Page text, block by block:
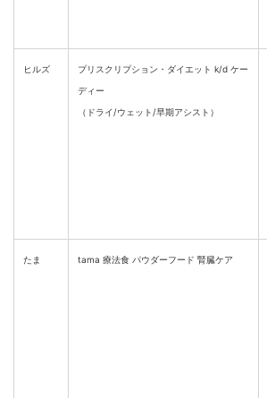
ヒルズ
プリスクリプション・ダイエット k/d ケー
ディー
（ドライ/ウェット/早期アシスト）
たま tama 療法食 パウダーフード 腎臓ケア